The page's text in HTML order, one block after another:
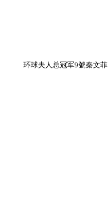
环球夫人总冠军9號秦文菲